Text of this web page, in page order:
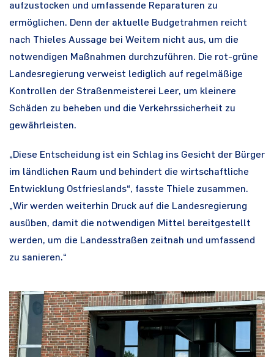
aufzustocken und umfassende Reparaturen zu
ermöglichen. Denn der aktuelle Budgetrahmen reicht
nach Thieles Aussage bei Weitem nicht aus, um die
notwendigen Maßnahmen durchzuführen. Die rot-grüne
Landesregierung verweist lediglich auf regelmäßige
Kontrollen der Straßenmeisterei Leer, um kleinere
Schäden zu beheben und die Verkehrssicherheit zu
gewährleisten.
„Diese Entscheidung ist ein Schlag ins Gesicht der Bürger
im ländlichen Raum und behindert die wirtschaftliche
Entwicklung Ostfrieslands“, fasste Thiele zusammen.
„Wir werden weiterhin Druck auf die Landesregierung
ausüben, damit die notwendigen Mittel bereitgestellt
werden, um die Landesstraßen zeitnah und umfassend
zu sanieren.“